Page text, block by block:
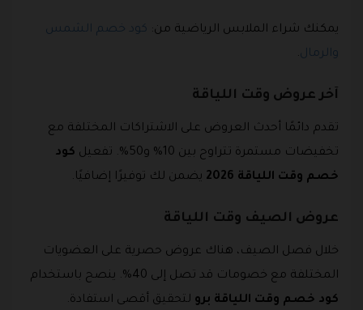
يمكنك شراء الملابس الرياضية من: كود خصم الشمس
والرمال.
آخر عروض وقت اللياقة
تقدم دائمًا أحدث العروض على الاشتراكات المختلفة مع
تخفيضات مستمرة تتراوح بين 10% و50%. تفعيل
كود
خصم وقت اللياقة 2026
يضمن لك توفيرًا إضافيًا.
عروض الصيف وقت اللياقة
خلال فصل الصيف، هناك عروض حصرية على العضويات
المختلفة مع خصومات قد تصل إلى 40%. ينصح باستخدام
كود خصم وقت اللياقة برو لتحقيق أقصى استفادة.